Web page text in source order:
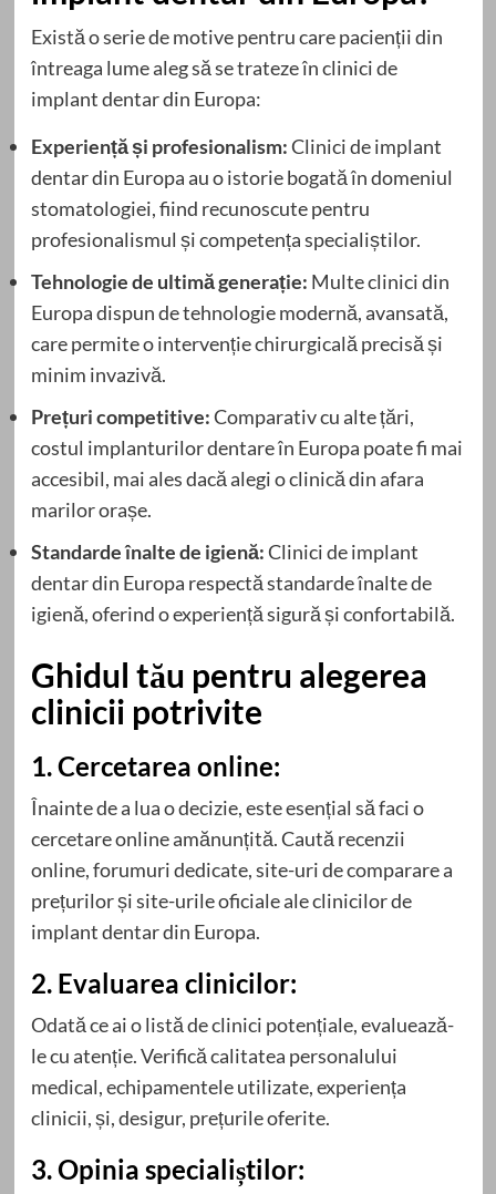
Există o serie de motive pentru care pacienții din
întreaga lume aleg să se trateze în clinici de
implant dentar din Europa:
Experiență și profesionalism:Clinici de implant
dentar din Europa au o istorie bogată în domeniul
stomatologiei, fiind recunoscute pentru
profesionalismul și competența specialiștilor.
Tehnologie de ultimă generație: Multe clinici din
Europa dispun de tehnologie modernă, avansată,
care permite o intervenție chirurgicală precisă și
minim invazivă.
Prețuri competitive:Comparativ cu alte țări,
costul implanturilor dentare în Europa poate fi mai
accesibil, mai ales dacă alegi o clinică din afara
marilor orașe.
Standarde înalte de igienă:Clinici de implant
dentar din Europa respectă standarde înalte de
igienă, oferind o experiență sigură și confortabilă.
Ghidul tău pentru alegerea
clinicii potrivite
1. Cercetarea online:
Înainte de a lua o decizie, este esențial să faci o
cercetare online amănunțită. Caută recenzii
online, forumuri dedicate, site-uri de comparare a
prețurilor și site-urile oficiale ale clinicilor de
implant dentar din Europa.
2. Evaluarea clinicilor:
Odată ce ai o listă de clinici potențiale, evaluează-
le cu atenție. Verifică calitatea personalului
medical, echipamentele utilizate, experiența
clinicii, și, desigur, prețurile oferite.
3. Opinia specialiștilor: